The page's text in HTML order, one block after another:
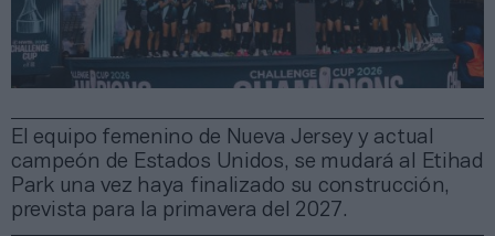
El equipo femenino de Nueva Jersey y actual
campeón de Estados Unidos, se mudará al Etihad
Park una vez haya finalizado su construcción,
prevista para la primavera del 2027.